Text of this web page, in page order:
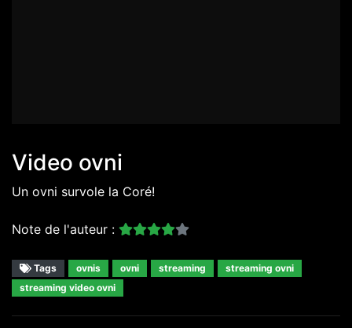
Video ovni
Un ovni survole la Coré!
Note de l'auteur :
Tags ovnis ovni streaming
streaming ovni
streaming video ovni